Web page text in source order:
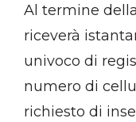
Al termine
riceverà
univoco di
numero di
richiesto di